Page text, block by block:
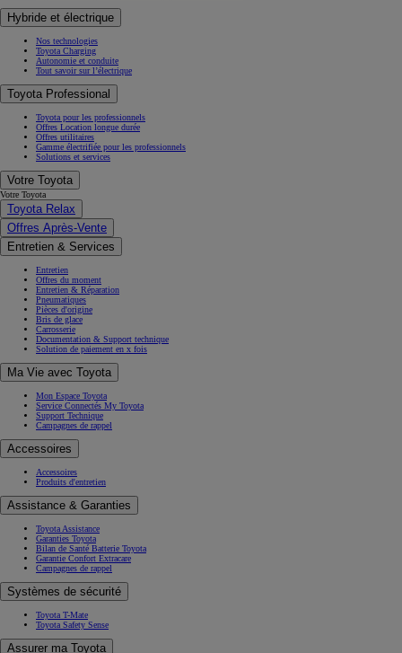
Hybride et électrique
Nos technologies
Toyota Charging
Autonomie et conduite
Tout savoir sur l’électrique
Toyota Professional
Toyota pour les professionnels
Offres Location longue durée
Offres utilitaires
Gamme électrifiée pour les professionnels
Solutions et services
Votre Toyota
Votre Toyota
Toyota Relax
Offres Après-Vente
Entretien & Services
Entretien
Offres du moment
Entretien & Réparation
Pneumatiques
Pièces d'origine
Bris de glace
Carrosserie
Documentation & Support technique
Solution de paiement en x fois
Ma Vie avec Toyota
Mon Espace Toyota
Service Connectés My Toyota
Support Technique
Campagnes de rappel
Accessoires
Accessoires
Produits d'entretien
Assistance & Garanties
Toyota Assistance
Garanties Toyota
Bilan de Santé Batterie Toyota
Garantie Confort Extracare
Campagnes de rappel
Systèmes de sécurité
Toyota T-Mate
Toyota Safety Sense
Assurer ma Toyota